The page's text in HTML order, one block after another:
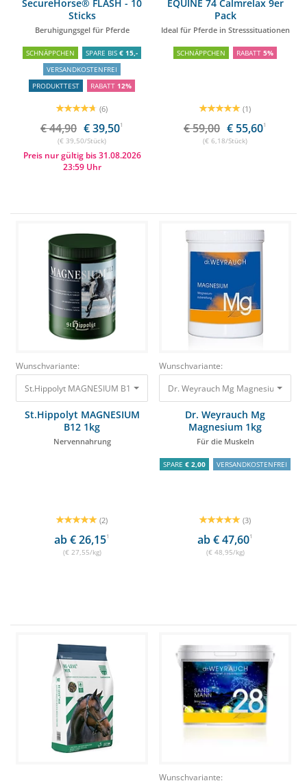
SecureHorse® FLASH - 10
Sticks
Beruhigungsgel für Pferde
SCHNÄPPCHEN SPARE BIS € 15,-
VERSANDKOSTENFREI
PRODUKTTEST
RABATT 12%
(6)
€ 44,90 € 39,501
(€ 39,50/Stück)
Preis nur gültig bis 31.08.2026
23:59 Uhr
EQUINE 74 Calmrelax 9er
Pack
Ideal für Pferde in Stresssituationen
SCHNÄPPCHEN RABATT 5%
(1)
€ 59,00 € 55,601
(€ 6,18/Stück)
Wunschvariante:
St.Hippolyt MAGNESIUM B12 1kg Nervennahrung 27,55 €
St.Hippolyt MAGNESIUM
B12 1kg
Nervennahrung
(2)
ab € 26,151
(€ 27,55/kg)
Wunschvariante:
Dr. Weyrauch Mg Magnesium 1kg
Dr. Weyrauch Mg
Magnesium 1kg
Für die Muskeln
SPARE € 2,00 VERSANDKOSTENFREI
(3)
ab € 47,601
(€ 48,95/kg)
Wunschvariante: